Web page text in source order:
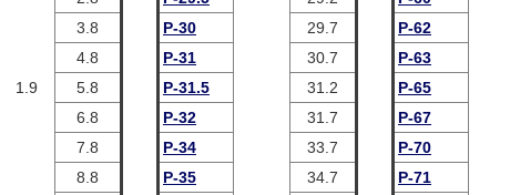
1.9
3.8
4.8
5.8
6.8
7.8
8.8
P-30
29.7
P-31
30.7
P-31.5
31.2
P-32
31.7
P-34
33.7
P-35
34.7
P-62
P-63
P-65
P-67
P-70
P-71